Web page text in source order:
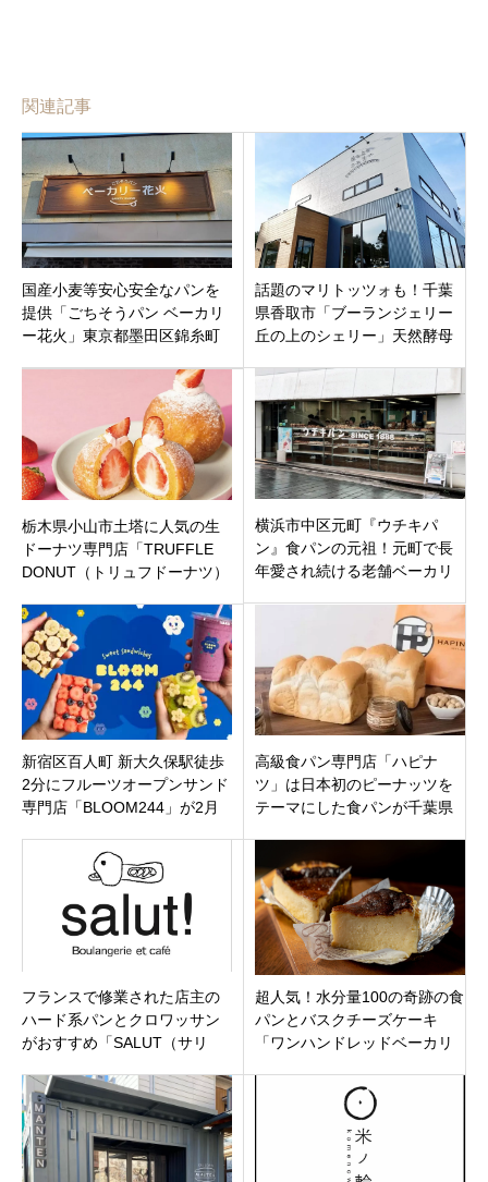
関連記事
国産小麦等安心安全なパンを
提供「ごちそうパン ベーカリ
ー花火」東京都墨田区錦糸町
話題のマリトッツォも！千葉
県香取市「ブーランジェリー
丘の上のシェリー」天然酵母
ープン
栃木県小山市土塔に人気の生
ドーナツ専門店「TRUFFLE
DONUT（トリュフドーナツ）
横浜市中区元町『ウチキパ
ン』食パンの元祖！元町で長
年愛され続ける老舗ベーカリ
新宿区百人町 新大久保駅徒歩
2分にフルーツオープンサンド
専門店「BLOOM244」が2月
高級食パン専門店「ハピナ
ツ」は日本初のピーナッツを
テーマにした食パンが千葉県
フランスで修業された店主の
ハード系パンとクロワッサン
がおすすめ「SALUT（サリ
ン
超人気！水分量100の奇跡の食
パンとバスクチーズケーキ
「ワンハンドレッドベーカリ